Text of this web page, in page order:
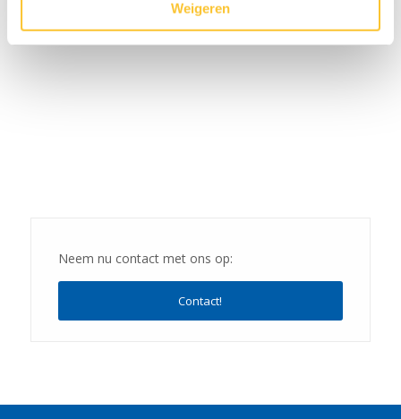
Weigeren
NIEUWSBRIEF
Neem nu contact met ons op:
Contact!